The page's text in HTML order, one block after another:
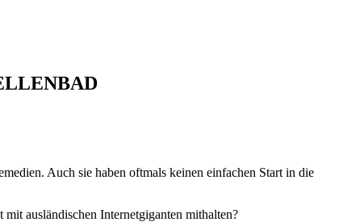
Auch sie haben oftmals keinen einfachen Start in die
ausländischen Internetgiganten mithalten?